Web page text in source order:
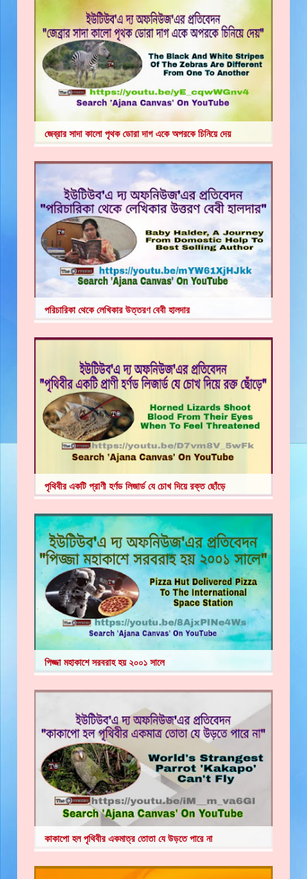
জেব্রার সাদা কালো পৃথক ডোরা দাগ একে অপরকে চিনিয়ে দেয়
পরিচারিকা থেকে লেখিকার উত্তরণ বেবী হালদার
পৃথিবীর একটি প্রাণী হর্ণড লিজার্ড যে চোখ দিয়ে রক্ত ছোঁড়ে
পিজ্জা মহাকাশে সরবরাহ হয় ২০০১ সালে
কাকাপো হল পৃথিবীর একমাত্র তোতা যে উড়তে পারে না